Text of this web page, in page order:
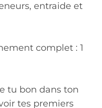
entraide et
complet : 1
tu bon dans ton
tes premiers